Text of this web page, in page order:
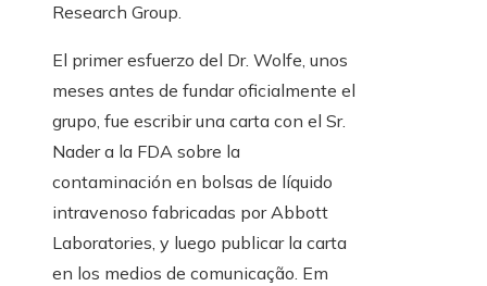
Research Group.
El primer esfuerzo del Dr. Wolfe, unos
meses antes de fundar oficialmente el
grupo, fue escribir una carta con el Sr.
Nader a la FDA sobre la
contaminación en bolsas de líquido
intravenoso fabricadas por Abbott
Laboratories, y luego publicar la carta
en los medios de comunicação. Em